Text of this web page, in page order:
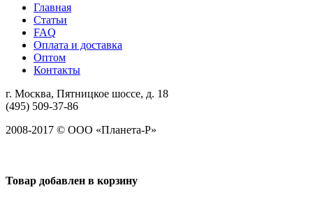
Главная
Статьи
FAQ
Оплата и доставка
Оптом
Контакты
г. Москва, Пятницкое шоссе, д. 18
(495) 509-37-86
2008-2017 © ООО «Планета-Р»
Товар добавлен в корзину